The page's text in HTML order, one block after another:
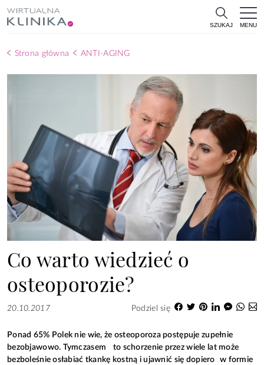
SZUKAJ MENU
Strona główna ANTI-AGING
Co warto wiedzieć o
osteoporozie?
20.10.2017 Podziel się
Ponad 65% Polek nie wie, że osteoporoza postępuje zupełnie
bezobjawowo. Tymczasem to schorzenie przez wiele lat może
bezboleśnie osłabiać tkankę kostną i ujawnić się dopiero w formie